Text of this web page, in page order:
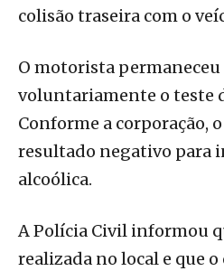
colisão traseira com o
O motorista
voluntariamente o teste
Conforme a corporação,
resultado negativo para
alcoólica.
A Polícia Civil informou
realizada no local e que o